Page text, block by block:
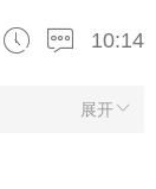
10:14
展开